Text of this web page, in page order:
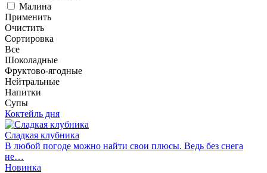
Малина
Применить
Очистить
Сортировка
Все
Шоколадные
Фруктово-ягодные
Нейтральные
Напитки
Супы
Коктейль дня
Сладкая клубника
В любой погоде можно найти свои плюсы. Ведь без снега
не…
Новинка